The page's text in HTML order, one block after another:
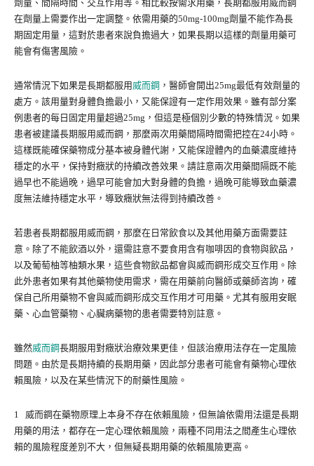
劑量、間隔時間、交互作用等。相比較按需求用藥，長期都服用威而鋼
在劑量上需要作出一定調整。依需用藥的50mg-100mg劑量不能作為長
期固定用量，這對於患者來說負擔過大，如果長期以這樣的劑量用藥可
能會有傷害風險。
通常情況下如果是長期都服用 威而鋼 ，醫師會開出25mg最低有效劑量的
處方。該用量對身體負擔最小，又能保證有一定作用效果。雖有部分案
例患者的每日固定用量超過25mg，但這是極個別少數的特殊情況。如果
患者被建議長期 服用威而鋼，那麼兩次用藥間隔時間需把控在24小時。
這樣既能確保藥物成分基本被身體代謝，又能保證體內的血藥濃度維持
穩定的水平，保持對癥狀的持續改善效果。請註意兩次用藥間隔既不能
過早也不能過晚，過早可能會加大對身體的負擔，過晚可能導致血藥濃
度無法維持穩定水平，導致癥狀無法得到持續改善。
若患者長期都服用威而鋼，那麼在日常飲食以及其他用藥方面需要註
意。除了不能飲酒以外，還需註意不要食用含有咖啡因的食物與飲品，
以及葡萄柚等柚類水果，這些食物飲品都會與威而鋼形成交互作用。除
此外患者如果有其他藥物使用需求，需在用藥前向醫師或藥師咨詢，確
保自己所用藥物不會與威而鋼形成交互作用才可用藥。尤其有服用安眠
藥、心血管藥物、心臟病藥物的患者需要特別註意。
雖然威而鋼長期服用對癥狀治療效果更佳，但該治療用法存在一定風險
問題。由於是長期持續的長期用藥，因此部分患者可能會有藥物心理依
賴風險，以及在某些情況下的耐藥性風險。
1 威而鋼在藥物原理上本身不存在依賴風險，但無論依需用法還是長期
用藥的用法，都存在一定心理依賴風險，兩種不同用法之間產生心理依
賴的風險程度差別不大，但無疑長期用藥的依賴風險更高。